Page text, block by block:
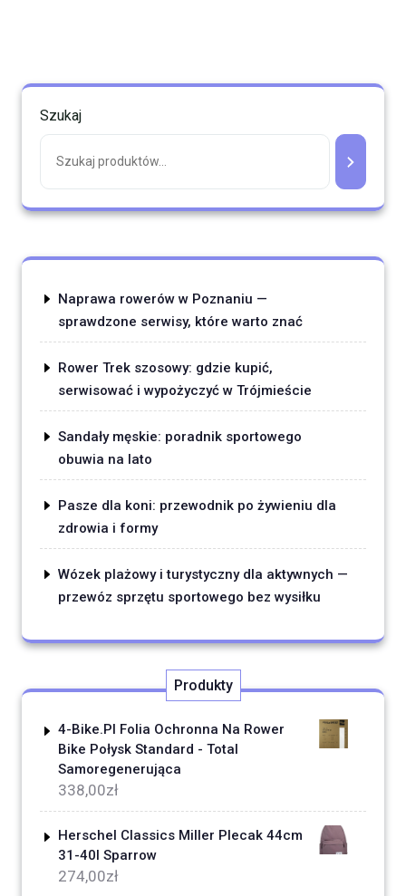
Szukaj
Naprawa rowerów w Poznaniu —
sprawdzone serwisy, które warto znać
Rower Trek szosowy: gdzie kupić,
serwisować i wypożyczyć w Trójmieście
Sandały męskie: poradnik sportowego
obuwia na lato
Pasze dla koni: przewodnik po żywieniu dla
zdrowia i formy
Wózek plażowy i turystyczny dla aktywnych —
przewóz sprzętu sportowego bez wysiłku
Produkty
4-Bike.Pl Folia Ochronna Na Rower
Bike Połysk Standard - Total
Samoregenerująca
338,00zł
Herschel Classics Miller Plecak 44cm
31-40l Sparrow
274,00zł